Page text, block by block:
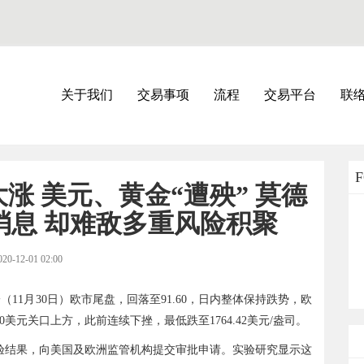
关于我们 交易事项 流程 交易平台 联
美元、黄金“遭殃” 莫德
息 却难敌多重风险积聚
12-01 02:00
11月30日）欧市尾盘，回落至91.60，日内整体保持跌势，欧
元关口上方，此前连续下挫，最低跌至1764.42美元/盎司。
果，向美国及欧洲监管机构提交审批申请。实验研究显示这